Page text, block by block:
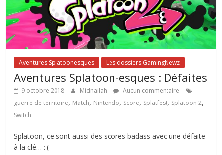
Aventures Splatoonesques Les dossiers GamingNewz
Aventures Splatoon-esques : Défaites
9 octobre 2018 Midnailah
Aucun commentaire
guerre de territoire, Match, Nintendo, Score, Splatfest, Splatoon 2,
Switch
Splatoon, ce sont aussi des scores badass avec une défaite
à la clé… :'(